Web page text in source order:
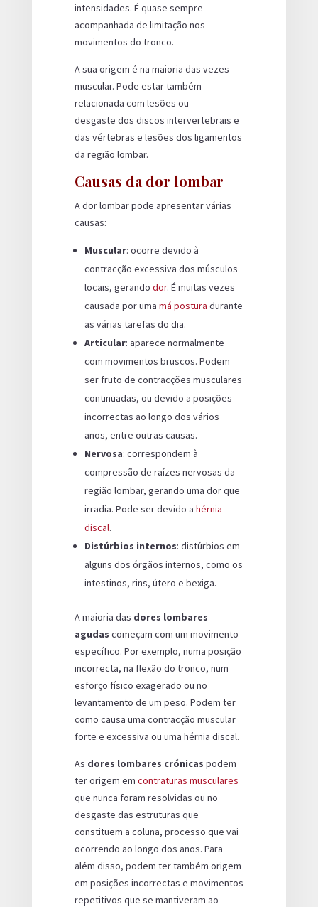
intensidades. É quase sempre
acompanhada de limitação nos
movimentos do tronco.
A sua origem é na maioria das vezes
muscular. Pode estar também
relacionada com lesões ou
desgaste dos discos intervertebrais e
das vértebras e lesões dos ligamentos
da região lombar.
Causas da dor lombar
A dor lombar pode apresentar várias
causas:
Muscular: ocorre devido à
contracção excessiva dos músculos
locais, gerando dor. É muitas vezes
causada por uma má postura durante
as várias tarefas do dia.
Articular: aparece normalmente
com movimentos bruscos. Podem
ser fruto de contracções musculares
continuadas, ou devido a posições
incorrectas ao longo dos vários
anos, entre outras causas.
Nervosa: correspondem à
compressão de raízes nervosas da
região lombar, gerando uma dor que
irradia. Pode ser devido a hérnia
discal.
Distúrbios internos: distúrbios em
alguns dos órgãos internos, como os
intestinos, rins, útero e bexiga.
A maioria das dores lombares
agudas começam com um movimento
específico. Por exemplo, numa posição
incorrecta, na flexão do tronco, num
esforço físico exagerado ou no
levantamento de um peso. Podem ter
como causa uma contracção muscular
forte e excessiva ou uma hérnia discal.
As dores lombares crónicas podem
ter origem em contraturas musculares
que nunca foram resolvidas ou no
desgaste das estruturas que
constituem a coluna, processo que vai
ocorrendo ao longo dos anos. Para
além disso, podem ter também origem
em posições incorrectas e movimentos
repetitivos que se mantiveram ao